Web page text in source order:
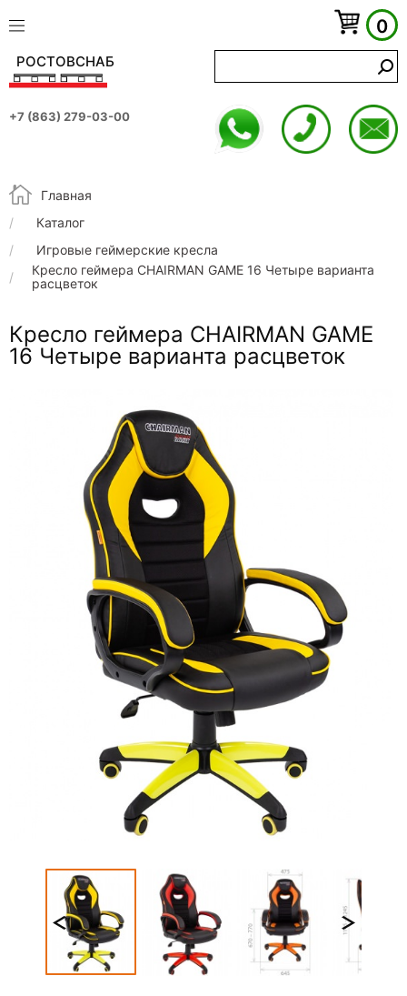
0
РОСТОВСНАБ
+7 (863) 279-03-00
Строка навигации
Главная
Каталог
Игровые геймерские кресла
Кресло геймера CHAIRMAN GAME 16 Четыре варианта
расцветок
Кресло геймера CHAIRMAN GAME
16 Четыре варианта расцветок